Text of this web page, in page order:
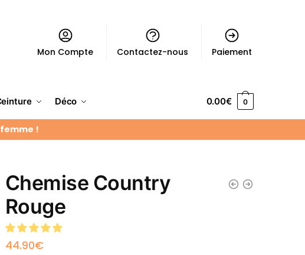
Mon Compte Contactez-nous Paiement
Déco 0.00€ 0
!
Chemise Country
Rouge
44.90€